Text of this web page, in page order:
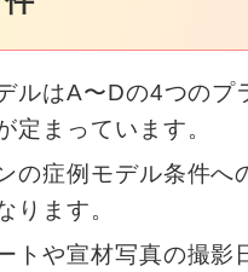
ルはA〜Dの4つのプ
定まっています。
の症例モデル条件へ
ります。
トや宣材写真の撮影